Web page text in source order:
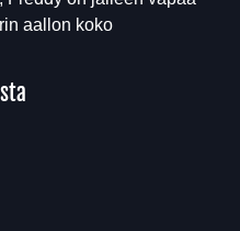
aallon koko